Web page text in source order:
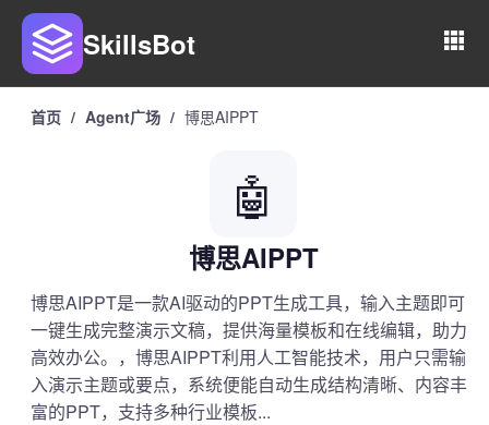
SkillsBot
首页 / Agent广场 / 博思AIPPT
🤖
博思AIPPT
博思AIPPT是一款AI驱动的PPT生成工具，输入主题即可
一键生成完整演示文稿，提供海量模板和在线编辑，助力
高效办公。，博思AIPPT利用人工智能技术，用户只需输
入演示主题或要点，系统便能自动生成结构清晰、内容丰
富的PPT，支持多种行业模板...